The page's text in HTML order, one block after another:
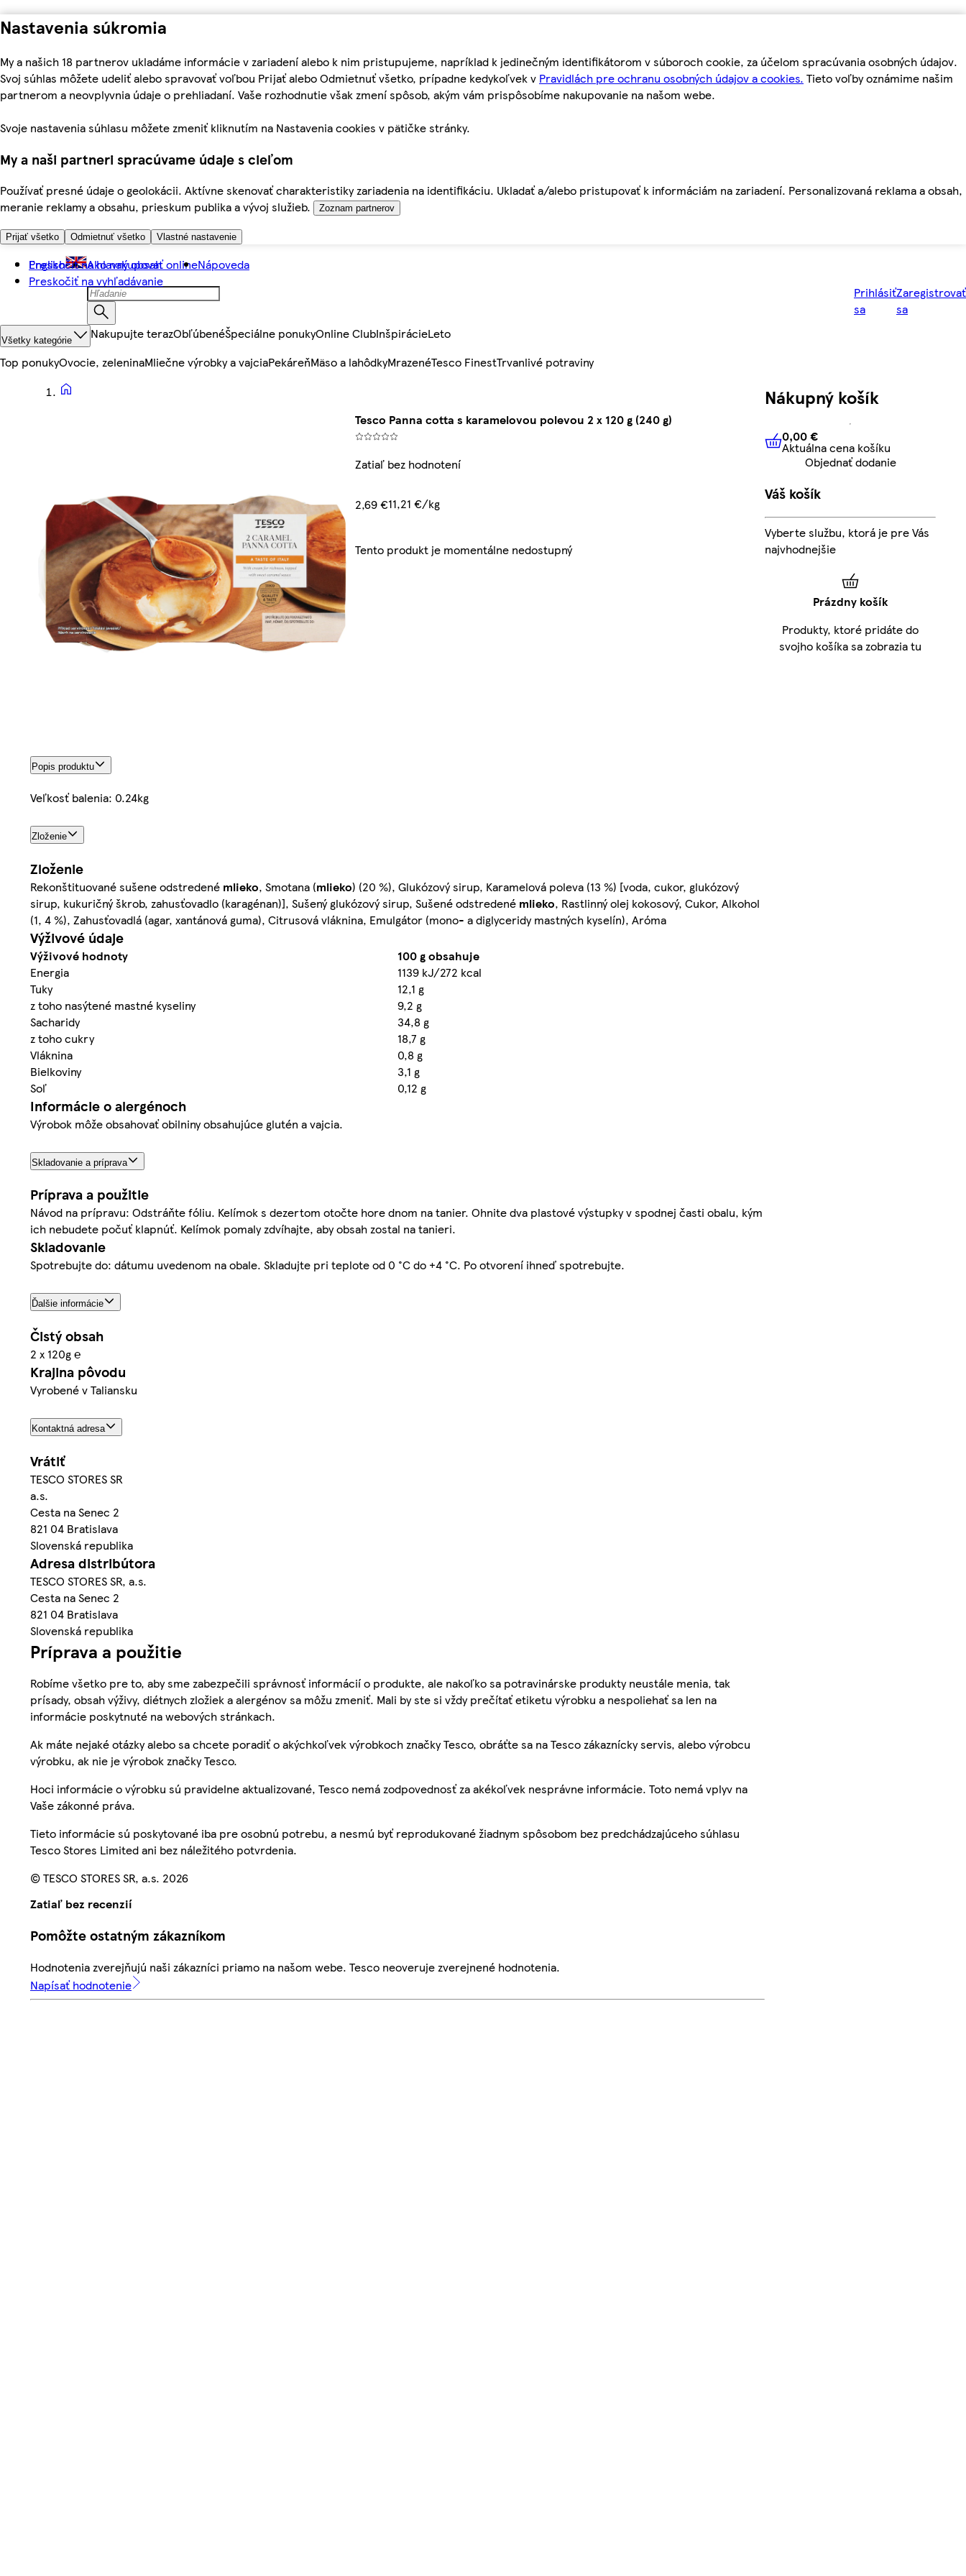
Nastavenia súkromia
My a našich 18 partnerov ukladáme informácie v zariadení alebo k nim pristupujeme, napríklad k jedinečným identifikátorom v súboroch cookie, za účelom spracúvania osobných údajov.
Svoj súhlas môžete udeliť alebo spravovať voľbou Prijať alebo Odmietnuť všetko, prípadne kedykoľvek v Pravidlách pre ochranu osobných údajov a cookies. Tieto voľby oznámime našim
partnerom a neovplyvnia údaje o prehliadaní. Vaše rozhodnutie však zmení spôsob, akým vám prispôsobíme nakupovanie na našom webe.
Svoje nastavenia súhlasu môžete zmeniť kliknutím na Nastavenia cookies v pätičke stránky.
My a naši partneri spracúvame údaje s cieľom
Používať presné údaje o geolokácii. Aktívne skenovať charakteristiky zariadenia na identifikáciu. Ukladať a/alebo pristupovať k informáciám na zariadení. Personalizovaná reklama a obsah,
meranie reklamy a obsahu, prieskum publika a vývoj služieb.
Zoznam partnerov
Prijať všetko Odmietnuť všetko Vlastné nastavenie
Preskočiť na hlavný obsah
Preskočiť na vyhľadávanie
English Ako nakupovať onlineNápoveda
Prihlásiť
sa
Zaregistrovať
sa
Všetky kategórie Nakupujte terazObľúbenéŠpeciálne ponukyOnline ClubInšpirácieLeto
Top ponukyOvocie, zeleninaMliečne výrobky a vajciaPekáreňMäso a lahôdkyMrazenéTesco FinestTrvanlivé potraviny
Tesco Panna cotta s karamelovou polevou 2 x 120 g (240 g)
Zatiaľ bez hodnotení
2,69 €11,21 €/kg
Tento produkt je momentálne nedostupný
Popis produktu
Veľkosť balenia: 0.24kg
Zloženie
Zloženie
Rekonštituované sušene odstredené mlieko, Smotana (mlieko) (20 %), Glukózový sirup, Karamelová poleva (13 %) [voda, cukor, glukózový
sirup, kukuričný škrob, zahusťovadlo (karagénan)], Sušený glukózový sirup, Sušené odstredené mlieko, Rastlinný olej kokosový, Cukor, Alkohol
(1, 4 %), Zahusťovadlá (agar, xantánová guma), Citrusová vláknina, Emulgátor (mono- a diglyceridy mastných kyselín), Aróma
Výživové údaje
Výživové hodnoty
100 g obsahuje
Energia
1139 kJ/272 kcal
Tuky
12,1 g
z toho nasýtené mastné kyseliny
9,2 g
Sacharidy
34,8 g
z toho cukry
18,7 g
Vláknina
0,8 g
Bielkoviny
3,1 g
Soľ
0,12 g
Informácie o alergénoch
Výrobok môže obsahovať obilniny obsahujúce glutén a vajcia.
Skladovanie a príprava
Príprava a použitie
Návod na prípravu: Odstráňte fóliu. Kelímok s dezertom otočte hore dnom na tanier. Ohnite dva plastové výstupky v spodnej časti obalu, kým
ich nebudete počuť klapnúť. Kelímok pomaly zdvíhajte, aby obsah zostal na tanieri.
Skladovanie
Spotrebujte do: dátumu uvedenom na obale. Skladujte pri teplote od 0 °C do +4 °C. Po otvorení ihneď spotrebujte.
Ďalšie informácie
Čistý obsah
2 x 120g ℮
Krajina pôvodu
Vyrobené v Taliansku
Kontaktná adresa
Vrátiť
TESCO STORES SR
a.s.
Cesta na Senec 2
821 04 Bratislava
Slovenská republika
Adresa distribútora
TESCO STORES SR, a.s.
Cesta na Senec 2
821 04 Bratislava
Slovenská republika
Príprava a použitie
Robíme všetko pre to, aby sme zabezpečili správnosť informácií o produkte, ale nakoľko sa potravinárske produkty neustále menia, tak
prísady, obsah výživy, diétnych zložiek a alergénov sa môžu zmeniť. Mali by ste si vždy prečítať etiketu výrobku a nespoliehať sa len na
informácie poskytnuté na webových stránkach.
Ak máte nejaké otázky alebo sa chcete poradiť o akýchkoľvek výrobkoch značky Tesco, obráťte sa na Tesco zákaznícky servis, alebo výrobcu
výrobku, ak nie je výrobok značky Tesco.
Hoci informácie o výrobku sú pravidelne aktualizované, Tesco nemá zodpovednosť za akékoľvek nesprávne informácie. Toto nemá vplyv na
Vaše zákonné práva.
Tieto informácie sú poskytované iba pre osobnú potrebu, a nesmú byť reprodukované žiadnym spôsobom bez predchádzajúceho súhlasu
Tesco Stores Limited ani bez náležitého potvrdenia.
© TESCO STORES SR, a.s. 2026
Zatiaľ bez recenzií
Pomôžte ostatným zákazníkom
Hodnotenia zverejňujú naši zákazníci priamo na našom webe. Tesco neoveruje zverejnené hodnotenia.
Napísať hodnotenie
Nákupný košík
0,00 € Aktuálna cena košíku
0,00 €
Aktuálna cena košíku
Objednať dodanie
Váš košík
Vyberte službu, ktorá je pre Vás
najvhodnejšie
Prázdny košík
Produkty, ktoré pridáte do
svojho košíka sa zobrazia tu